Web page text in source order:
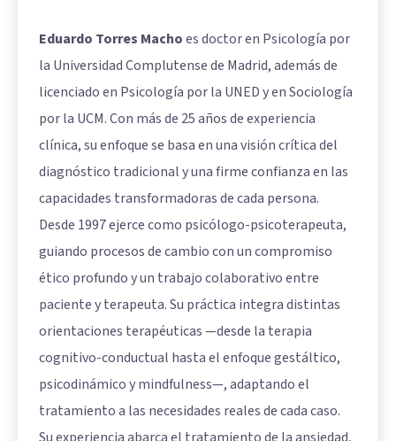
Eduardo Torres Machoes doctor en Psicología por
la Universidad Complutense de Madrid, además de
licenciado en Psicología por la UNED y en Sociología
por la UCM. Con más de 25 años de experiencia
clínica, su enfoque se basa en una visión crítica del
diagnóstico tradicional y una firme confianza en las
capacidades transformadoras de cada persona.
Desde 1997 ejerce como psicólogo-psicoterapeuta,
guiando procesos de cambio con un compromiso
ético profundo y un trabajo colaborativo entre
paciente y terapeuta. Su práctica integra distintas
orientaciones terapéuticas —desde la terapia
cognitivo-conductual hasta el enfoque gestáltico,
psicodinámico y mindfulness—, adaptando el
tratamiento a las necesidades reales de cada caso.
Su experiencia abarca el tratamiento de la ansiedad,